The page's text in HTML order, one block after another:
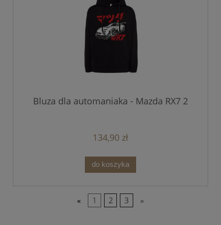
Bluza dla automaniaka - Mazda RX7 2
134,90 zł
do koszyka
« 1 2 3 »